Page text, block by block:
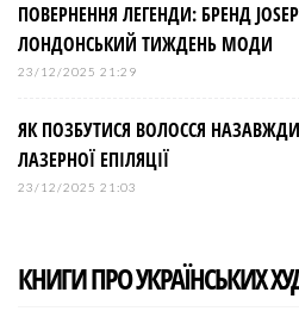
ПОВЕРНЕННЯ ЛЕГЕНДИ: БРЕНД
ЛОНДОНСЬКИЙ ТИЖДЕНЬ МОДИ
23/12/2025 21:29
ЯК ПОЗБУТИСЯ ВОЛОССЯ
ЛАЗЕРНОЇ ЕПІЛЯЦІЇ
23/12/2025 21:03
КНИГИ ПРО УКРАЇНСЬКИХ